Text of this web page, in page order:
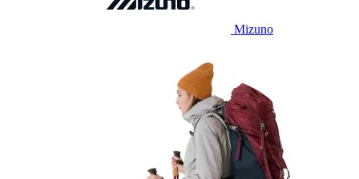
Mizuno